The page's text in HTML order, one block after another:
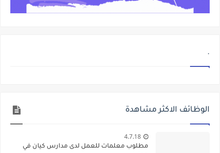
.
الوظائف الاكثر مشاهدة
4.7.18
مطلوب معلمات للعمل لدى مدارس كيان في